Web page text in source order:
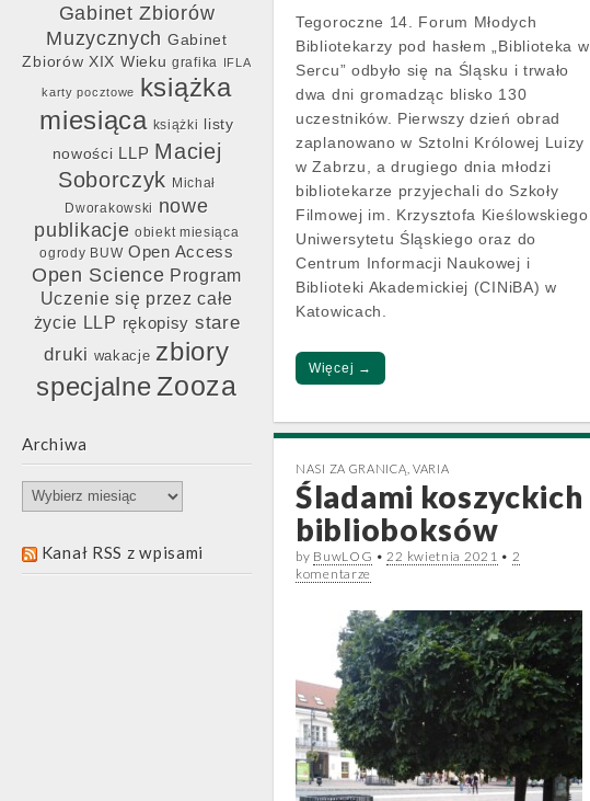
Gabinet Zbiorów
Muzycznych Gabinet
Zbiorów XIX Wieku grafika IFLA
karty pocztowe książka
miesiąca książki
listy
nowości LLP Maciej
Soborczyk
Michał
Dworakowski
nowe
publikacje obiekt miesiąca
ogrody BUW Open Access
Open Science Program
Uczenie się przez całe
życie LLP rękopisy stare
druki wakacje zbiory
specjalneZooza
Archiwa
Archiwa
Kanał RSS z wpisami
Tegoroczne 14. Forum Młodych
Bibliotekarzy pod hasłem „Biblioteka w
Sercu” odbyło się na Śląsku i trwało
dwa dni gromadząc blisko 130
uczestników. Pierwszy dzień obrad
zaplanowano w Sztolni Królowej Luizy
w Zabrzu, a drugiego dnia młodzi
bibliotekarze przyjechali do Szkoły
Filmowej im. Krzysztofa Kieślowskiego
Uniwersytetu Śląskiego oraz do
Centrum Informacji Naukowej i
Biblioteki Akademickiej (CINiBA) w
Katowicach.
Więcej →
NASI ZA GRANICĄ VARIA
Śladami koszyckich
biblioboksów
by BuwLOG •22 kwietnia 2021 • 2
komentarze